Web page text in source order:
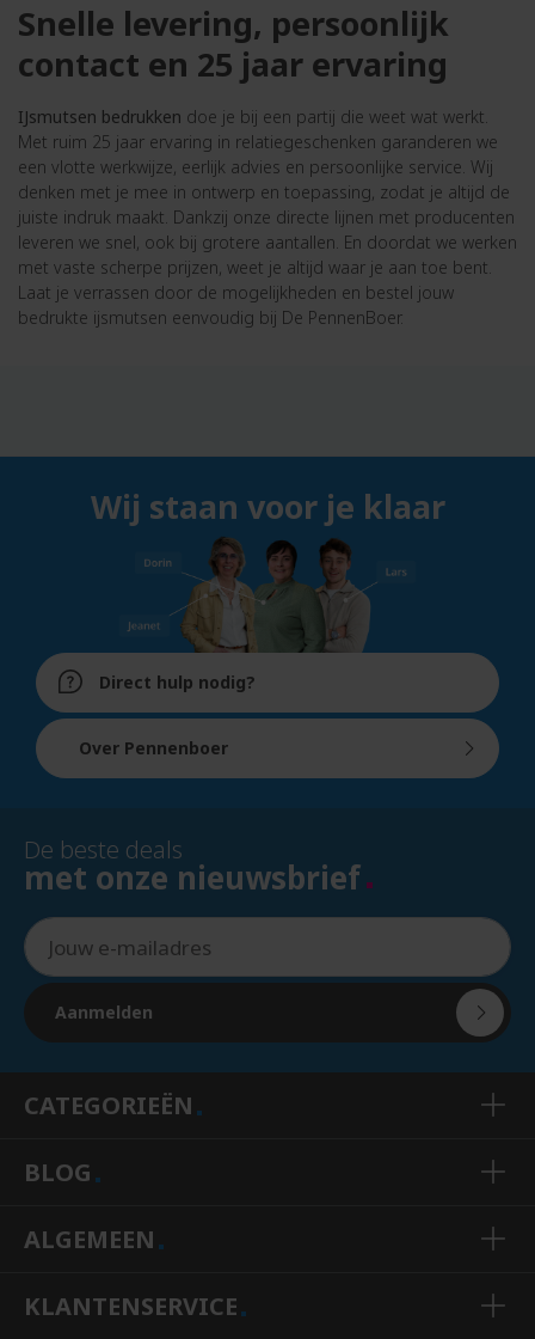
Snelle levering, persoonlijk
contact en 25 jaar ervaring
IJsmutsen bedrukken doe je bij een partij die weet wat werkt.
Met ruim 25 jaar ervaring in relatiegeschenken garanderen we
een vlotte werkwijze, eerlijk advies en persoonlijke service. Wij
denken met je mee in ontwerp en toepassing, zodat je altijd de
juiste indruk maakt. Dankzij onze directe lijnen met producenten
leveren we snel, ook bij grotere aantallen. En doordat we werken
met vaste scherpe prijzen, weet je altijd waar je aan toe bent.
Laat je verrassen door de mogelijkheden en bestel jouw
bedrukte ijsmutsen eenvoudig bij De PennenBoer.
Wij staan voor je klaar
Direct hulp nodig?
Over Pennenboer
De beste deals
met onze nieuwsbrief
Aanmelden
CATEGORIEËN
BLOG
ALGEMEEN
KLANTENSERVICE